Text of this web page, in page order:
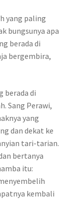
yang paling
bungsunya apa
berada di
bergembira,
berada di
Sang Perawi,
yang
dan dekat ke
tari-tarian.
bertanya
itu:
kembali